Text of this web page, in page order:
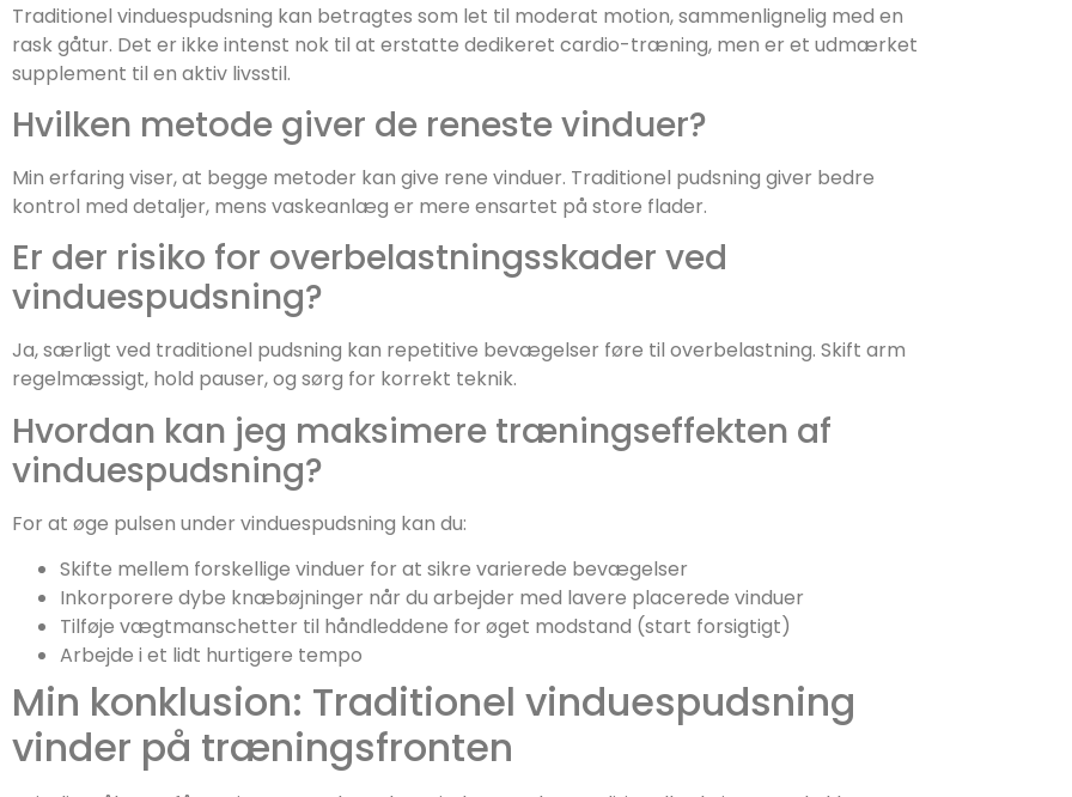
Traditionel vinduespudsning kan betragtes som let til moderat motion, sammenlignelig med en
rask gåtur. Det er ikke intenst nok til at erstatte dedikeret cardio-træning, men er et udmærket
supplement til en aktiv livsstil.
Hvilken metode giver de reneste vinduer?
Min erfaring viser, at begge metoder kan give rene vinduer. Traditionel pudsning giver bedre
kontrol med detaljer, mens vaskeanlæg er mere ensartet på store flader.
Er der risiko for overbelastningsskader ved
vinduespudsning?
Ja, særligt ved traditionel pudsning kan repetitive bevægelser føre til overbelastning. Skift arm
regelmæssigt, hold pauser, og sørg for korrekt teknik.
Hvordan kan jeg maksimere træningseffekten af
vinduespudsning?
For at øge pulsen under vinduespudsning kan du:
Skifte mellem forskellige vinduer for at sikre varierede bevægelser
Inkorporere dybe knæbøjninger når du arbejder med lavere placerede vinduer
Tilføje vægtmanschetter til håndleddene for øget modstand (start forsigtigt)
Arbejde i et lidt hurtigere tempo
Min konklusion: Traditionel vinduespudsning
vinder på træningsfronten